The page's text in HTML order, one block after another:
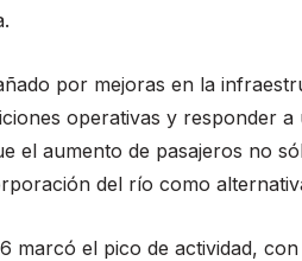
por mejoras en la
operativas y responder
el aumento de pasajeros no
del río como
marcó el pico de actividad,